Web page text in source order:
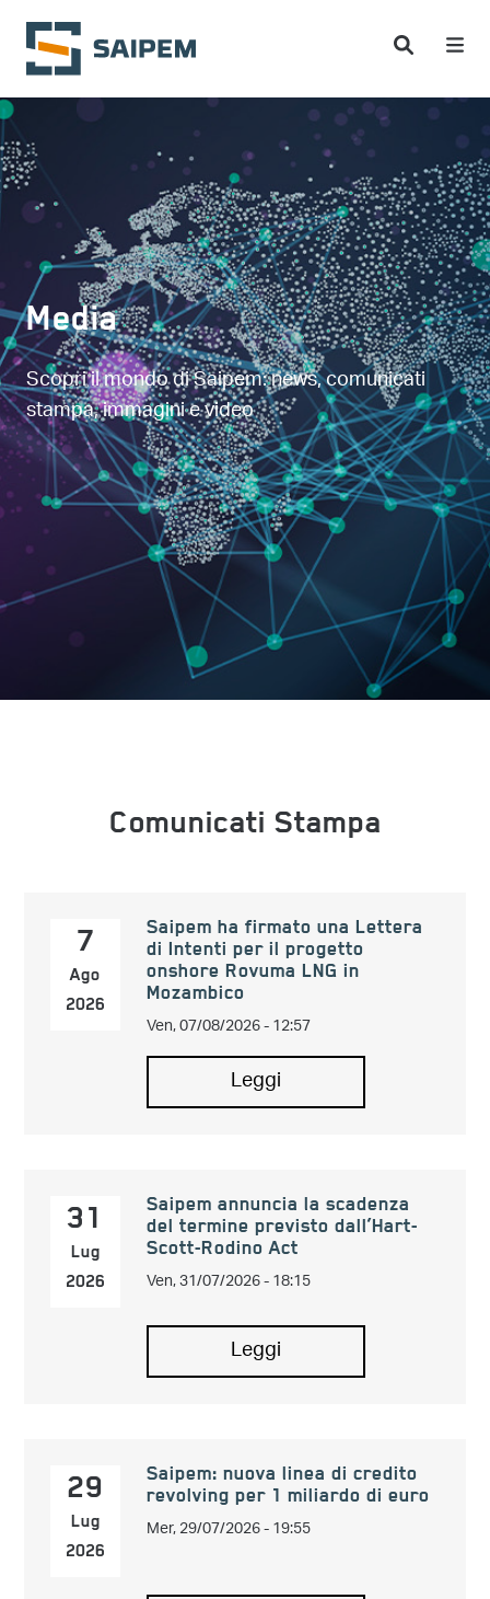
Salta al contenuto principale
Media
Scopri il mondo di Saipem: news, comunicati
stampa, immagini e video
Comunicati Stampa
7
Ago
2026
Saipem ha firmato una Lettera
di Intenti per il progetto
onshore Rovuma LNG in
Mozambico
Ven, 07/08/2026 - 12:57
Leggi
31
Lug
2026
Saipem annuncia la scadenza
del termine previsto dall’Hart-
Scott-Rodino Act
Ven, 31/07/2026 - 18:15
Leggi
29
Lug
2026
Saipem: nuova linea di credito
revolving per 1 miliardo di euro
Mer, 29/07/2026 - 19:55